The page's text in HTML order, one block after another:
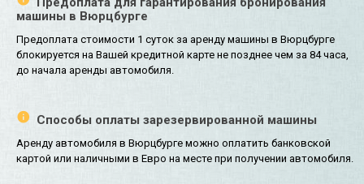
машины в Вюрцбурге
Предоплата стоимости 1 суток за аренду машины в Вюрцбурге
блокируется на Вашей кредитной карте не позднее чем за 84 часа,
до начала аренды автомобиля.
Способы оплаты зарезервированной машины
Аренду автомобиля в Вюрцбурге можно оплатить банковской
картой или наличными в Евро на месте при получении автомобиля.